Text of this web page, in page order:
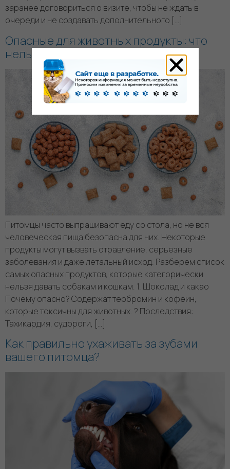
заранее договориться о визите, чтобы не ждать в
очереди и не создавать дополнительного […]
Опасные для животных продукты: что
нельзя давать питомцам?
Питомцы часто выпрашивают еду со стола, но не вся
человеческая пища безопасна для них. Некоторые
продукты могут вызвать отравление, серьезные
заболевания и даже летальный исход. Разберем список
самых опасных продуктов, которые категорически
нельзя давать собакам и кошкам. 1. Шоколад и какао
Почему опасно? Содержат теобромин и кофеин,
которые токсичны для животных. ? Последствия:
Тахикардия, судороги, […]
Как правильно ухаживать за зубами
вашего питомца?